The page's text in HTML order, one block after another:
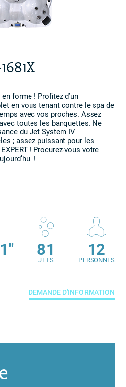
forme ! Profitez d’un
en vous tenant contre le spa de
avec vos proches. Assez
toutes les banquettes. Ne
du Jet System IV
; assez puissant pour les
! Procurez-vous votre
!
81
JETS
12
PERSONNES
DEMANDE D'INFORMATION